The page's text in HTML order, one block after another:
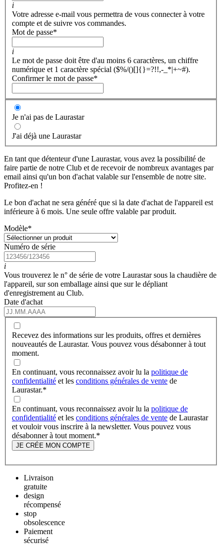
i
Votre adresse e-mail vous permettra de vous connecter à votre
compte et de suivre vos commandes.
Mot de passe*
i
Le mot de passe doit être d'au moins 6 caractères, un chiffre
numérique et 1 caractère spécial ($%/()[]{}=?!!,-_*|+~#).
Confirmer le mot de passe*
Je n'ai pas de Laurastar
J'ai déjà une Laurastar
En tant que détenteur d'une Laurastar, vous avez la possibilité de
faire partie de notre Club et de recevoir de nombreux avantages par
email ainsi qu'un bon d'achat valable sur l'ensemble de notre site.
Profitez-en !
Le bon d'achat ne sera généré que si la date d'achat de l'appareil est
inférieure à 6 mois. Une seule offre valable par produit.
Modèle*
Numéro de série
i
Vous trouverez le n° de série de votre Laurastar sous la chaudière de
l'appareil, sur son emballage ainsi que sur le dépliant
d'enregistrement au Club.
Date d'achat
Recevez des informations sur les produits, offres et dernières
nouveautés de Laurastar. Vous pouvez vous désabonner à tout
moment.
En continuant, vous reconnaissez avoir lu la politique de
confidentialité et les conditions générales de vente de
Laurastar.*
En continuant, vous reconnaissez avoir lu la politique de
confidentialité et les conditions générales de vente de Laurastar
et vouloir vous inscrire à la newsletter. Vous pouvez vous
désabonner à tout moment.*
JE CRÉE MON COMPTE
Livraison
gratuite
design
récompensé
stop
obsolescence
Paiement
sécurisé